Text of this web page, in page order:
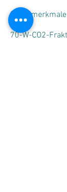
70-W-CO2-